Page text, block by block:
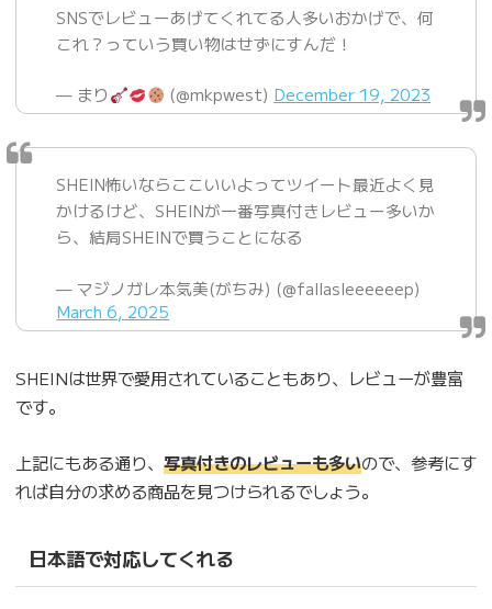
SNSでレビューあげてくれてる人多いおかげで、何
これ？っていう買い物はせずにすんだ！
— まり (@mkpwest) December 19, 2023
SHEIN怖いならここいいよってツイート最近よく見
かけるけど、SHEINが一番写真付きレビュー多いか
ら、結局SHEINで買うことになる
— マジノガレ本気美(がちみ) (@fallasleeeeeep)
March 6, 2025
SHEINは世界で愛用されていることもあり、レビューが豊富
です。
上記にもある通り、 写真付きのレビューも多いので、参考にす
れば自分の求める商品を見つけられるでしょう。
日本語で対応してくれる